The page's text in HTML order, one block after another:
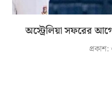
অস্ট্রেলিয়া সফরের আগে
প্রকাশ: